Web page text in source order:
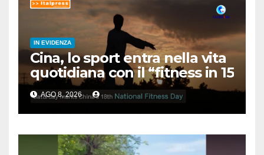
IN EVIDENZA
Cina, lo sport entra nella vita
quotidiana con il “fitness in 15
minuti”
AGO 8, 2026